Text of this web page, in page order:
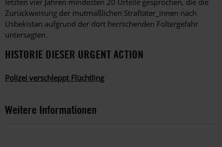
letzten vier Jahren mindesten 20 Urteile gesprochen, die die
Zurückweisung der mutmaßlichen Straftäter_innen nach
Usbekistan aufgrund der dort herrschenden Foltergefahr
untersagten.
HISTORIE DIESER URGENT ACTION
Polizei verschleppt Flüchtling
Weitere Informationen